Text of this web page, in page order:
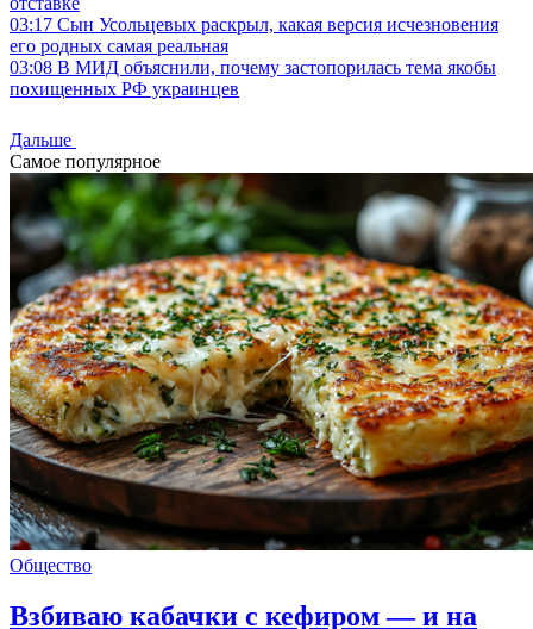
03:17 Сын Усольцевых раскрыл, какая версия исчезновения
его родных самая реальная
03:08 В МИД объяснили, почему застопорилась тема якобы
похищенных РФ украинцев
Дальше
Самое популярное
Общество
Взбиваю кабачки с кефиром — и на